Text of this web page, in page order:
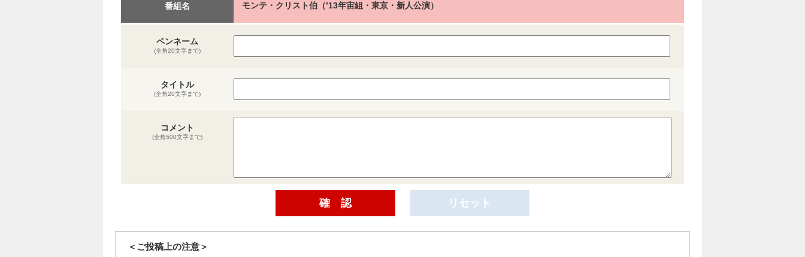
番組名 モンテ・クリスト伯（’13年宙組・東京・新人公演）
ペンネーム
(全角20文字まで)
タイトル
(全角20文字まで)
コメント
(全角500文字まで)
＜ご投稿上の注意＞